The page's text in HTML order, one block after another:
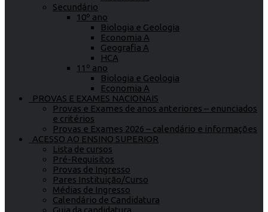
Secundário
10º ano
Biologia e Geologia
Economia A
Geografia A
HCA
11º ano
Biologia e Geologia
Economia A
PROVAS E EXAMES NACIONAIS
Provas e Exames de anos anteriores – enunciados
e critérios
Provas e Exames 2026 – calendário e informações
ACESSO AO ENSINO SUPERIOR
Lista de cursos
Pré-Requisitos
Provas de Ingresso
Pares Instituição/Curso
Médias de Ingresso
Calendário de Candidatura